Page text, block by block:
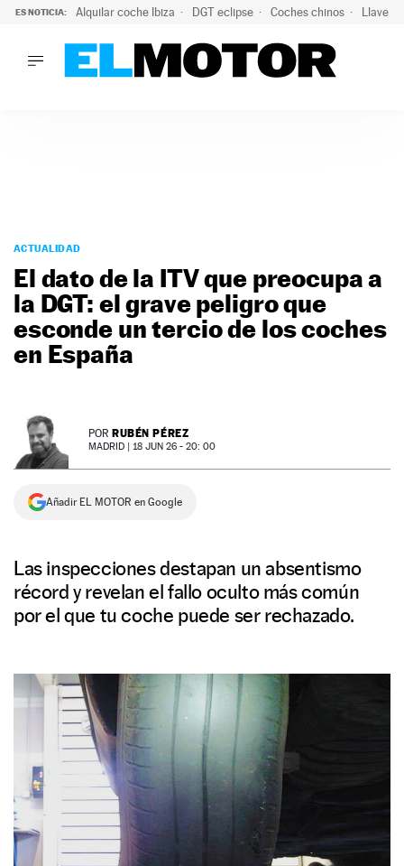
ES NOTICIA: Alquilar coche Ibiza DGT eclipse Coches chinos Llaves
PODCAST
MOTOS
TECNOLOGÍA
NEWSLETTER
ACTUALIDAD
El dato de la ITV que preocupa a
la DGT: el grave peligro que
esconde un tercio de los coches
en España
POR RUBÉN PÉREZ
MADRID | 18 JUN 26 - 20: 00
Añadir EL MOTOR en Google
Las inspecciones destapan un absentismo
récord y revelan el fallo oculto más común
por el que tu coche puede ser rechazado.